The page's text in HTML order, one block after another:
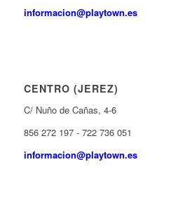
informacion@playtown.es
CENTRO (JEREZ)
C/ Nuño de Cañas, 4-6
856 272 197 - 722 736 051
informacion@playtown.es